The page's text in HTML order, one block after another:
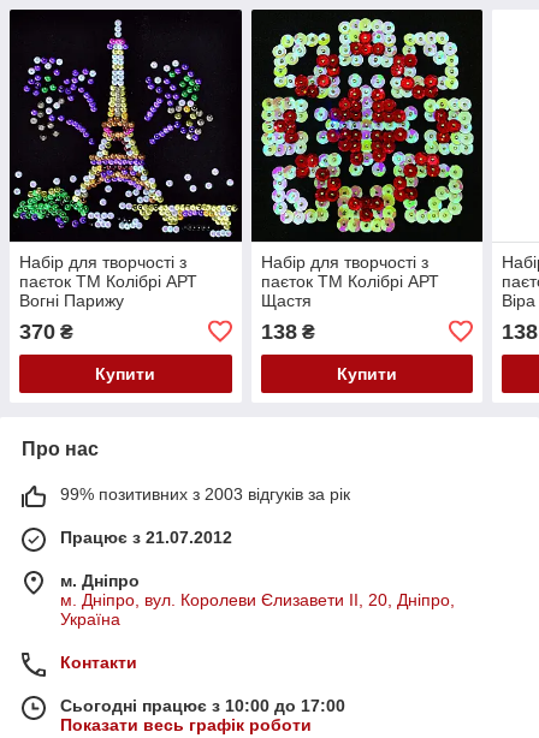
Набір для творчості з
паєток ТМ Колібрі АРТ
Вогні Парижу
370 ₴
Купити
Набір для творчості з
паєток ТМ Колібрі АРТ
Щастя
138₴
Купити
Віра
138
Про нас
99% позитивних з 2003 відгуків за рік
Працює з 21.07.2012
м. Дніпро
м. Дніпро, вул. Королеви Єлизавети ІІ, 20, Дніпро,
Україна
Контакти
Сьогодні працює з 10:00 до 17:00
Показати весь графік роботи